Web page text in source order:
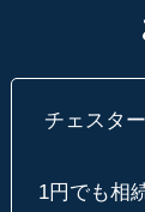
チェスタ
1円でも相